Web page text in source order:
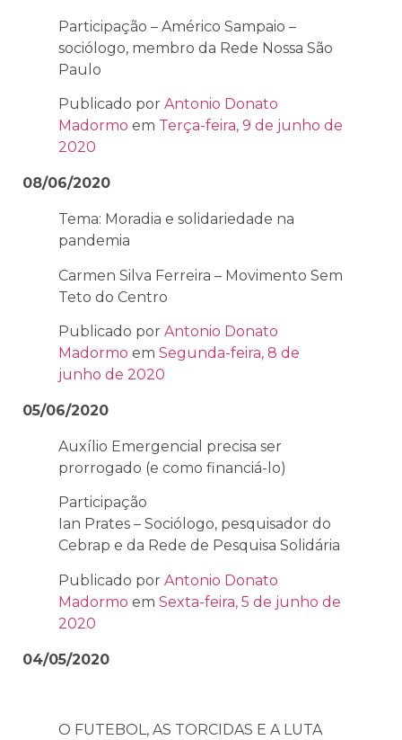
Participação – Américo Sampaio –
sociólogo, membro da Rede Nossa São
Paulo
Publicado por Antonio Donato
Madormo em Terça-feira, 9 de junho de
2020
08/06/2020
Tema: Moradia e solidariedade na
pandemia
Carmen Silva Ferreira – Movimento Sem
Teto do Centro
Publicado por Antonio Donato
Madormo em Segunda-feira, 8 de
junho de 2020
05/06/2020
Auxílio Emergencial precisa ser
prorrogado (e como financiá-lo)
Participação
Ian Prates – Sociólogo, pesquisador do
Cebrap e da Rede de Pesquisa Solidária
Publicado por Antonio Donato
Madormo em Sexta-feira, 5 de junho de
2020
04/05/2020
O FUTEBOL, AS TORCIDAS E A LUTA